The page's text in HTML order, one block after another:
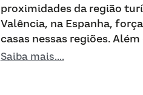
proximidades da região
Valência, na Espanha,
casas nessas regiões.
Saiba mais....